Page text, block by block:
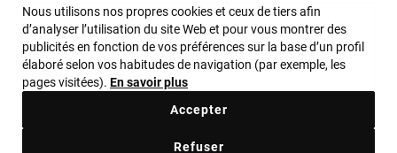
Pays et devise :France / Euro
Termes et conditions
Nous utilisons nos propres cookies et ceux de tiers afin
d’analyser l’utilisation du site Web et pour vous montrer des
publicités en fonction de vos préférences sur la base d’un profil
élaboré selon vos habitudes de navigation (par exemple, les
pages visitées). En savoir plus
Refuser
Accepter